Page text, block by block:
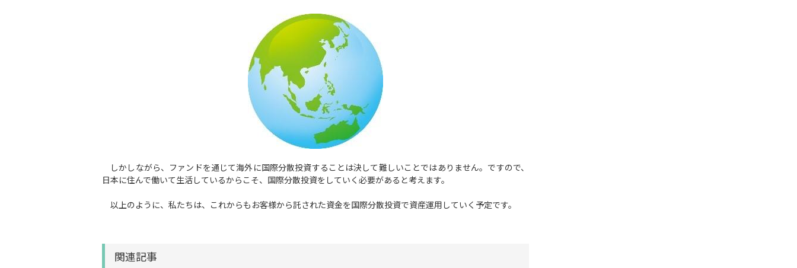
しかしながら、ファンドを通じて海外に国際分散投資することは決して難しいことではありません。ですので、
日本に住んで働いて生活しているからこそ、国際分散投資をしていく必要があると考えます。
以上のように、私たちは、これからもお客様から託された資金を国際分散投資で資産運用していく予定です。
関連記事